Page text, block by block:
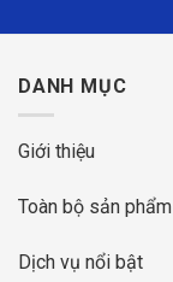
DANH MỤC
Giới thiệu
Toàn bộ sản phẩm
Dịch vụ nổi bật